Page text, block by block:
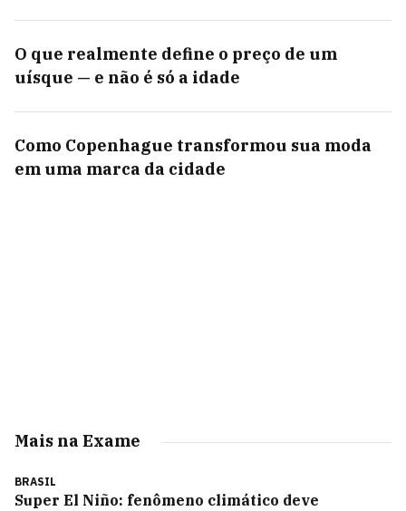
O que realmente define o preço de um
uísque — e não é só a idade
Como Copenhague transformou sua moda
em uma marca da cidade
Mais na Exame
BRASIL
Super El Niño: fenômeno climático deve